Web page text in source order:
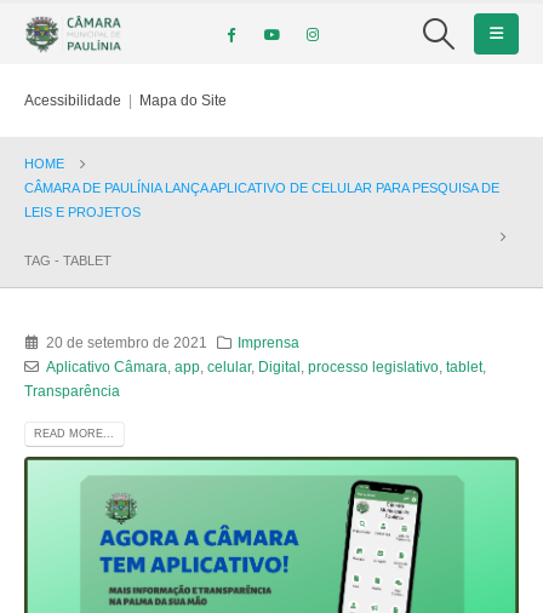
Acessibilidade | Mapa do Site
HOME
CÂMARA DE PAULÍNIA LANÇA APLICATIVO DE CELULAR PARA PESQUISA DE
LEIS E PROJETOS
TAG - TABLET
20 de setembro de 2021
Imprensa
Aplicativo Câmara app, celular, Digital processo legislativo, tablet,
Transparência
READ MORE...